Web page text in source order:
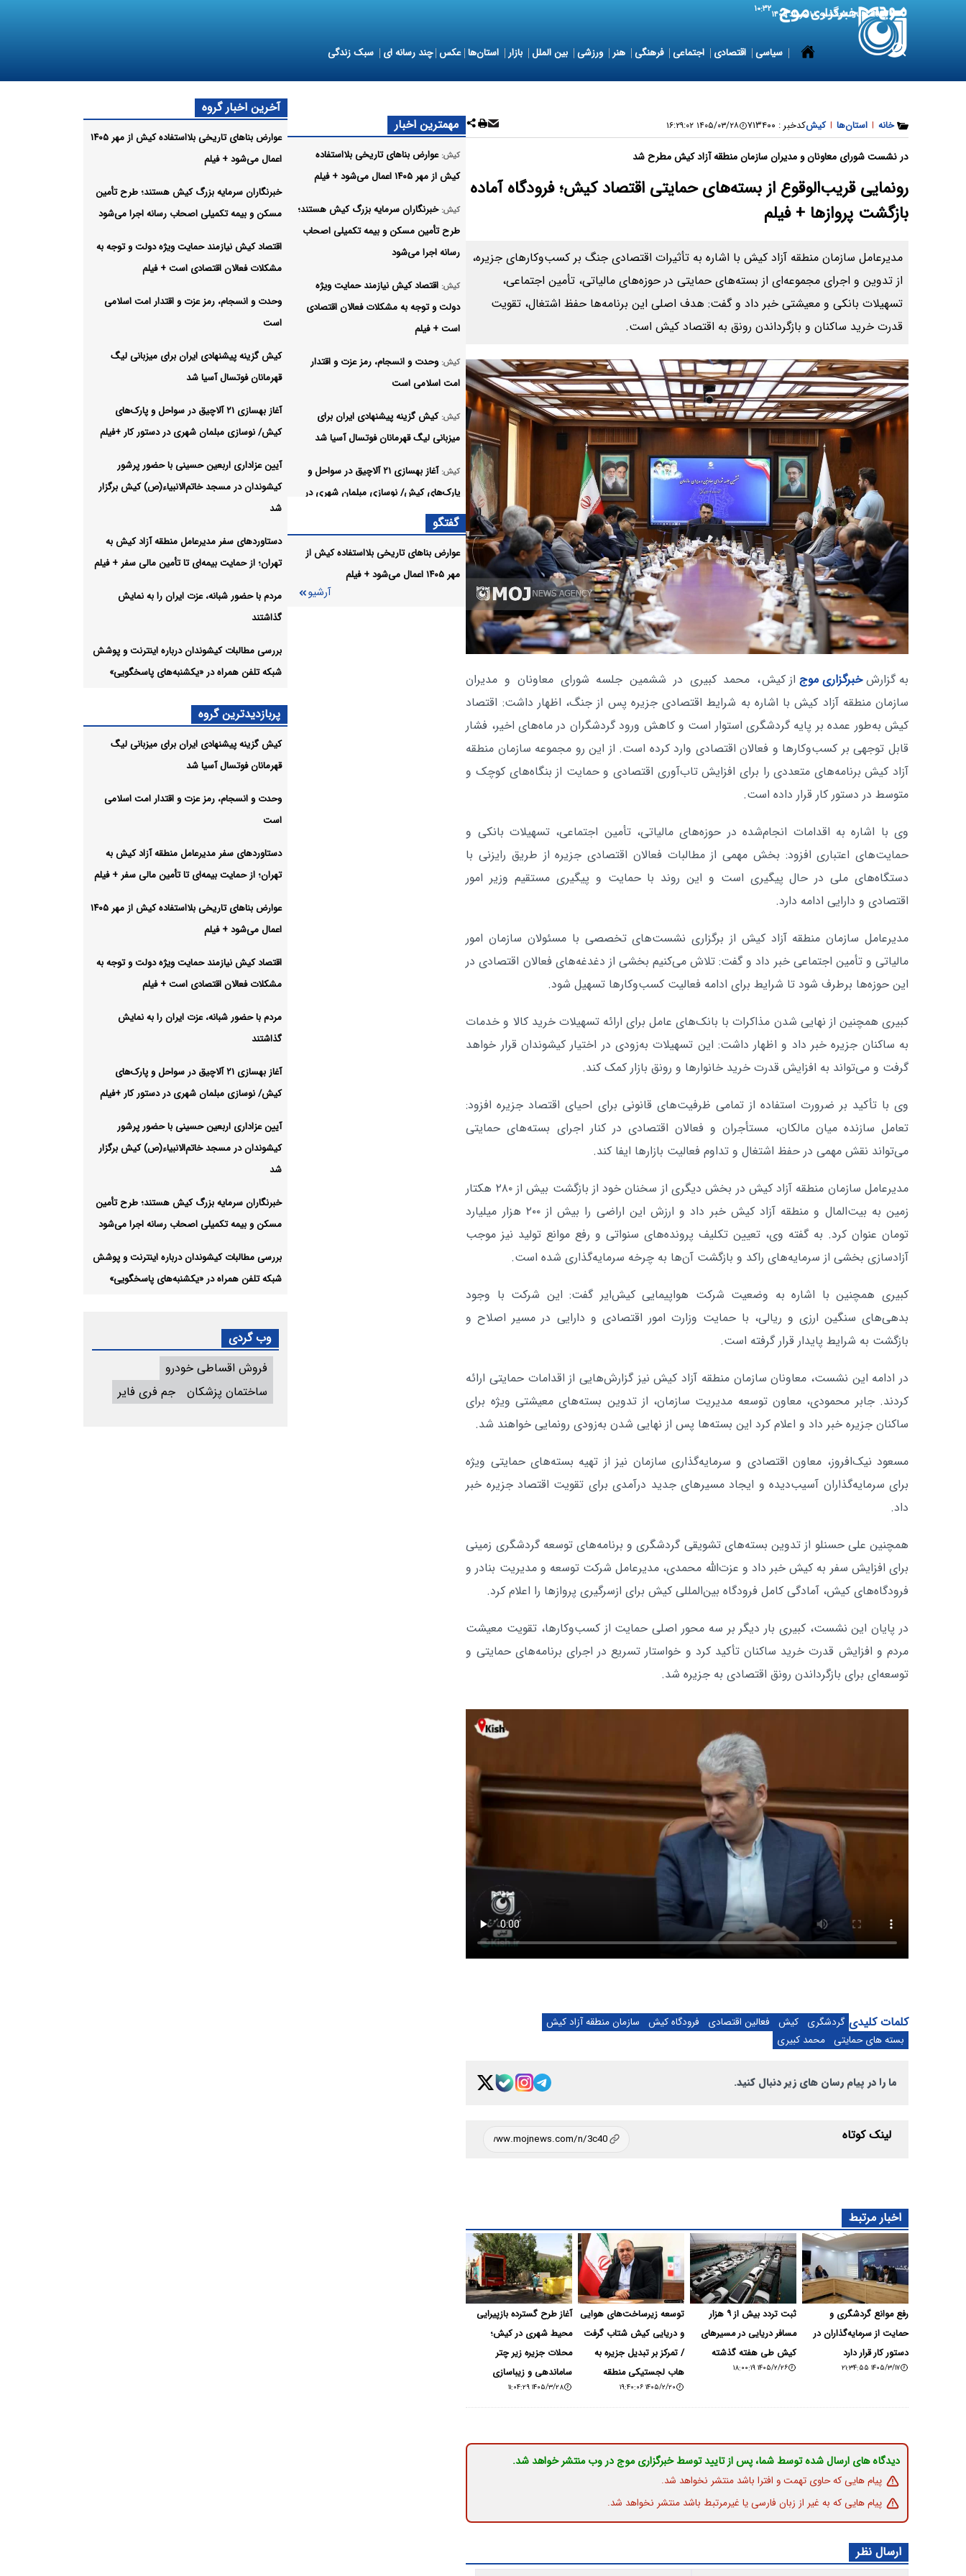
9 August 2026 یکشنبه ۱۸ مرداد ۱۴۰۵ ۱۰:۳۲
سیاسی اقتصادی اجتماعی فرهنگی هنر ورزشی بین الملل بازار استان‌ها عکس چند رسانه ای سبک زندگی
خانه | استان‌ها | کیشکدخبر : ۷۱۳۴۰۰ ۱۴۰۵/۰۳/۲۸ ۱۶:۲۹:۰۲
در نشست شورای معاونان و مدیران سازمان منطقه آزاد کیش مطرح شد
رونمایی قریب‌الوقوع از بسته‌های حمایتی اقتصاد کیش؛ فرودگاه آماده
بازگشت پروازها + فیلم
مدیرعامل سازمان منطقه آزاد کیش با اشاره به تأثیرات اقتصادی جنگ بر کسب‌وکارهای جزیره،
از تدوین و اجرای مجموعه‌ای از بسته‌های حمایتی در حوزه‌های مالیاتی، تأمین اجتماعی،
تسهیلات بانکی و معیشتی خبر داد و گفت: هدف اصلی این برنامه‌ها حفظ اشتغال، تقویت
قدرت خرید ساکنان و بازگرداندن رونق به اقتصاد کیش است.
به گزارشخبرگزاری موج از کیش، محمد کبیری در ششمین جلسه شورای معاونان و مدیران
سازمان منطقه آزاد کیش با اشاره به شرایط اقتصادی جزیره پس از جنگ، اظهار داشت: اقتصاد
کیش به‌طور عمده بر پایه گردشگری استوار است و کاهش ورود گردشگران در ماه‌های اخیر، فشار
قابل توجهی بر کسب‌وکارها و فعالان اقتصادی وارد کرده است. از این رو مجموعه سازمان منطقه
آزاد کیش برنامه‌های متعددی را برای افزایش تاب‌آوری اقتصادی و حمایت از بنگاه‌های کوچک و
متوسط در دستور کار قرار داده است.
وی با اشاره به اقدامات انجام‌شده در حوزه‌های مالیاتی، تأمین اجتماعی، تسهیلات بانکی و
حمایت‌های اعتباری افزود: بخش مهمی از مطالبات فعالان اقتصادی جزیره از طریق رایزنی با
دستگاه‌های ملی در حال پیگیری است و این روند با حمایت و پیگیری مستقیم وزیر امور
اقتصادی و دارایی ادامه دارد.
مدیرعامل سازمان منطقه آزاد کیش از برگزاری نشست‌های تخصصی با مسئولان سازمان امور
مالیاتی و تأمین اجتماعی خبر داد و گفت: تلاش می‌کنیم بخشی از دغدغه‌های فعالان اقتصادی در
این حوزه‌ها برطرف شود تا شرایط برای ادامه فعالیت کسب‌وکارها تسهیل شود.
کبیری همچنین از نهایی شدن مذاکرات با بانک‌های عامل برای ارائه تسهیلات خرید کالا و خدمات
به ساکنان جزیره خبر داد و اظهار داشت: این تسهیلات به‌زودی در اختیار کیشوندان قرار خواهد
گرفت و می‌تواند به افزایش قدرت خرید خانوارها و رونق بازار کمک کند.
وی با تأکید بر ضرورت استفاده از تمامی ظرفیت‌های قانونی برای احیای اقتصاد جزیره افزود:
تعامل سازنده میان مالکان، مستأجران و فعالان اقتصادی در کنار اجرای بسته‌های حمایتی
می‌تواند نقش مهمی در حفظ اشتغال و تداوم فعالیت بازارها ایفا کند.
مدیرعامل سازمان منطقه آزاد کیش در بخش دیگری از سخنان خود از بازگشت بیش از ۲۸۰ هکتار
زمین به بیت‌المال و منطقه آزاد کیش خبر داد و ارزش این اراضی را بیش از ۲۰۰ هزار میلیارد
تومان عنوان کرد. به گفته وی، تعیین تکلیف پرونده‌های سنواتی و رفع موانع تولید نیز موجب
آزادسازی بخشی از سرمایه‌های راکد و بازگشت آن‌ها به چرخه سرمایه‌گذاری شده است.
کبیری همچنین با اشاره به وضعیت شرکت هواپیمایی کیش‌ایر گفت: این شرکت با وجود
بدهی‌های سنگین ارزی و ریالی، با حمایت وزارت امور اقتصادی و دارایی در مسیر اصلاح و
بازگشت به شرایط پایدار قرار گرفته است.
در ادامه این نشست، معاونان سازمان منطقه آزاد کیش نیز گزارش‌هایی از اقدامات حمایتی ارائه
کردند. جابر محمودی، معاون توسعه مدیریت سازمان، از تدوین بسته‌های معیشتی ویژه برای
ساکنان جزیره خبر داد و اعلام کرد این بسته‌ها پس از نهایی شدن به‌زودی رونمایی خواهند شد.
مسعود نیک‌افروز، معاون اقتصادی و سرمایه‌گذاری سازمان نیز از تهیه بسته‌های حمایتی ویژه
برای سرمایه‌گذاران آسیب‌دیده و ایجاد مسیرهای جدید درآمدی برای تقویت اقتصاد جزیره خبر
داد.
همچنین علی حسنلو از تدوین بسته‌های تشویقی گردشگری و برنامه‌های توسعه گردشگری زمینی
برای افزایش سفر به کیش خبر داد و عزت‌الله محمدی، مدیرعامل شرکت توسعه و مدیریت بنادر و
فرودگاه‌های کیش، آمادگی کامل فرودگاه بین‌المللی کیش برای ازسرگیری پروازها را اعلام کرد.
در پایان این نشست، کبیری بار دیگر بر سه محور اصلی حمایت از کسب‌وکارها، تقویت معیشت
مردم و افزایش قدرت خرید ساکنان تأکید کرد و خواستار تسریع در اجرای برنامه‌های حمایتی و
توسعه‌ای برای بازگرداندن رونق اقتصادی به جزیره شد.
کلمات کلیدی گردشگری کیش فعالین اقتصادی فرودگاه کیش
سازمان منطقه آزاد کیش
بسته های حمایتی محمد کبیری
ما را در پیام رسان های زیر دنبال کنید.
لینک کوتاه
اخبار مرتبط
رفع موانع گردشگری و
حمایت از سرمایه‌گذاران در
دستور کار قرار دارد
۱۴۰۵/۳/۱۷ ۲۱:۳۴:۵۵
ثبت تردد بیش از ۹ هزار
مسافر دریایی در مسیرهای
کیش طی هفته گذشته
۱۴۰۵/۲/۲۶ ۱۸:۰۰:۱۹
توسعه زیرساخت‌های هوایی
و دریایی کیش شتاب گرفت
/ تمرکز بر تبدیل جزیره به
هاب لجستیکی منطقه
۱۴۰۵/۲/۲۰ ۱۹:۴۰:۰۶
آغاز طرح گسترده بازپیرایی
محیط شهری در کیش؛
محلات جزیره زیر چتر
ساماندهی و زیباسازی
۱۴۰۵/۳/۲۸ ۱۱:۰۴:۲۹
دیدگاه های ارسال شده توسط شما، پس از تایید توسط خبرگزاری موج در وب منتشر خواهد شد.
پیام هایی که حاوی تهمت و افترا باشد منتشر نخواهد شد.
پیام هایی که به غیر از زبان فارسی یا غیرمرتبط باشد منتشر نخواهد شد.
ارسال نظر
مهمترین اخبار
کیش: عوارض بناهای تاریخی بلااستفاده
کیش از مهر ۱۴۰۵ اعمال می‌شود + فیلم
کیش: خبرنگاران سرمایه بزرگ کیش هستند؛
طرح تأمین مسکن و بیمه تکمیلی اصحاب
رسانه اجرا می‌شود
کیش: اقتصاد کیش نیازمند حمایت ویژه
دولت و توجه به مشکلات فعالان اقتصادی
است + فیلم
کیش: وحدت و انسجام، رمز عزت و اقتدار
امت اسلامی است
کیش: کیش گزینه پیشنهادی ایران برای
میزبانی لیگ قهرمانان فوتسال آسیا شد
کیش:
آغاز بهسازی ۲۱ آلاچیق در سواحل و
پارک‌های کیش/ نوسازی مبلمان شهری در
دستور کار +فیلم
کیش:
آیین عزاداری اربعین حسینی با حضور
پرشور کیشوندان در مسجد خاتم‌الانبیاء(ص)
گفتگو
عوارض بناهای تاریخی بلااستفاده کیش از
مهر ۱۴۰۵ اعمال می‌شود + فیلم
آرشیو
آخرین اخبار گروه
عوارض بناهای تاریخی بلااستفاده کیش از مهر ۱۴۰۵
اعمال می‌شود + فیلم
خبرنگاران سرمایه بزرگ کیش هستند؛ طرح تأمین
مسکن و بیمه تکمیلی اصحاب رسانه اجرا می‌شود
اقتصاد کیش نیازمند حمایت ویژه دولت و توجه به
مشکلات فعالان اقتصادی است + فیلم
وحدت و انسجام، رمز عزت و اقتدار امت اسلامی
است
کیش گزینه پیشنهادی ایران برای میزبانی لیگ
قهرمانان فوتسال آسیا شد
آغاز بهسازی ۲۱ آلاچیق در سواحل و پارک‌های
کیش/ نوسازی مبلمان شهری در دستور کار +فیلم
آیین عزاداری اربعین حسینی با حضور پرشور
کیشوندان در مسجد خاتم‌الانبیاء(ص) کیش برگزار
شد
دستاوردهای سفر مدیرعامل منطقه آزاد کیش به
تهران؛ از حمایت بیمه‌ای تا تأمین مالی سفر + فیلم
مردم با حضور شبانه، عزت ایران را به نمایش
گذاشتند
بررسی مطالبات کیشوندان درباره اینترنت و پوشش
شبکه تلفن همراه در «یکشنبه‌های پاسخگویی»
پربازدیدترین گروه
کیش گزینه پیشنهادی ایران برای میزبانی لیگ
قهرمانان فوتسال آسیا شد
وحدت و انسجام، رمز عزت و اقتدار امت اسلامی
است
دستاوردهای سفر مدیرعامل منطقه آزاد کیش به
تهران؛ از حمایت بیمه‌ای تا تأمین مالی سفر + فیلم
عوارض بناهای تاریخی بلااستفاده کیش از مهر ۱۴۰۵
اعمال می‌شود + فیلم
اقتصاد کیش نیازمند حمایت ویژه دولت و توجه به
مشکلات فعالان اقتصادی است + فیلم
مردم با حضور شبانه، عزت ایران را به نمایش
گذاشتند
آغاز بهسازی ۲۱ آلاچیق در سواحل و پارک‌های
کیش/ نوسازی مبلمان شهری در دستور کار +فیلم
آیین عزاداری اربعین حسینی با حضور پرشور
کیشوندان در مسجد خاتم‌الانبیاء(ص) کیش برگزار
شد
خبرنگاران سرمایه بزرگ کیش هستند؛ طرح تأمین
مسکن و بیمه تکمیلی اصحاب رسانه اجرا می‌شود
بررسی مطالبات کیشوندان درباره اینترنت و پوشش
شبکه تلفن همراه در «یکشنبه‌های پاسخگویی»
وب گردی
فروش اقساطی خودرو
ساختمان پزشکان
جم فری فایر